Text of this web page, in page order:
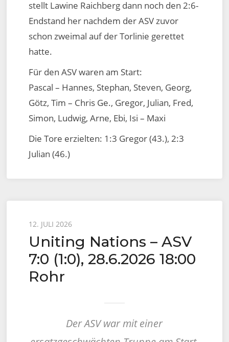
stellt Lawine Raichberg dann noch den 2:6-
Endstand her nachdem der ASV zuvor
schon zweimal auf der Torlinie gerettet
hatte.
Für den ASV waren am Start:
Pascal – Hannes, Stephan, Steven, Georg,
Götz, Tim – Chris Ge., Gregor, Julian, Fred,
Simon, Ludwig, Arne, Ebi, Isi – Maxi
Die Tore erzielten: 1:3 Gregor (43.), 2:3
Julian (46.)
Posted
on
12. JULI 2026
Uniting Nations – ASV
7:0 (1:0), 28.6.2026 18:00
Rohr
Der ASV war mit einer